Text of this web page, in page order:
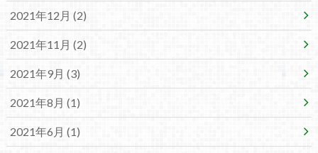
2021年12月 (2)
2021年11月 (2)
2021年9月 (3)
2021年8月 (1)
2021年6月 (1)